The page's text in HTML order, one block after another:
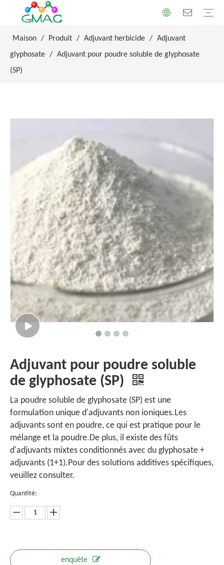
Maison / Produit / Adjuvant herbicide / Adjuvant
glyphosate / Adjuvant pour poudre soluble de glyphosate
(SP)
Adjuvant pour poudre soluble
de glyphosate (SP)
La poudre soluble de glyphosate (SP) est une
formulation unique d'adjuvants non ioniques.Les
adjuvants sont en poudre, ce qui est pratique pour le
mélange et la poudre.De plus, il existe des fûts
d'adjuvants mixtes conditionnés avec du glyphosate +
adjuvants (1+1).Pour des solutions additives spécifiques,
veuillez consulter.
Quantité:
enquête